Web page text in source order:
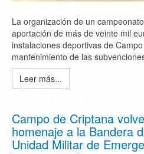
La organización de un
aportación de más de veinte mil
instalaciones deportivas de
mantenimiento de las
Leer más...
Campo de Criptana
homenaje a la Bandera
Unidad Militar de